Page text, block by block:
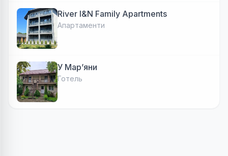
River I&N Family Apartments
Апартаменти
У Марʼяни
Готель